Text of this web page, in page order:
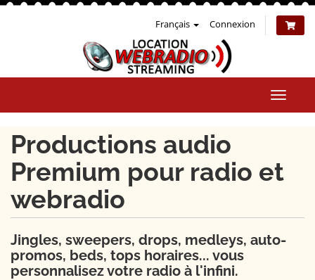
Français Connexion
la
Productions audio
Premium pour radio et
webradio
Jingles, sweepers, drops, medleys, auto-
promos, beds, tops horaires... vous
personnalisez votre radio à l'infini.